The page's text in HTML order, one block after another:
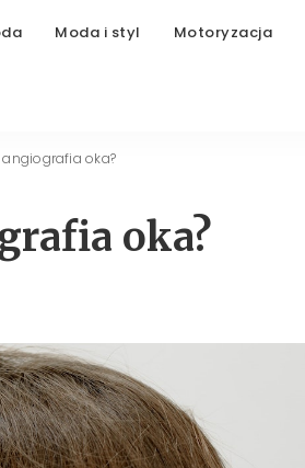
Moda i styl Motoryzacja
oka?
oka?